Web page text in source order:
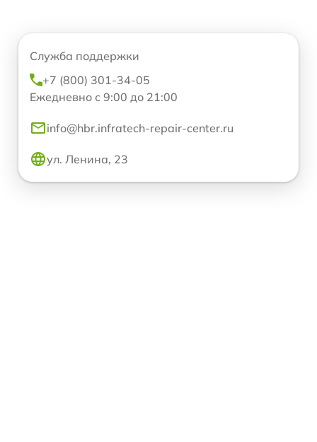
Служба поддержки
+7 (800) 301-34-05
Ежедневно с 9:00 до 21:00
info@hbr.infratech-repair-center.ru
ул. Ленина, 23